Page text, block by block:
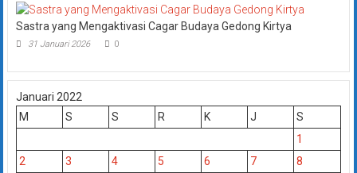
Sastra yang Mengaktivasi Cagar Budaya Gedong Kirtya
31 Januari 2026 0
Januari 2022
M
S S R K J
S
1
2
3 4 5 6 7
8